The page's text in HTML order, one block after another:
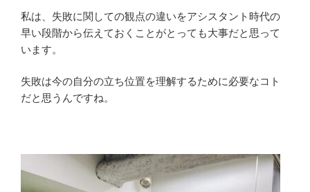
私は、失敗に関しての観点の違いをアシスタント時代の
早い段階から伝えておくことがとっても大事だと思って
います。
失敗は今の自分の立ち位置を理解するために必要なコト
だと思うんですね。